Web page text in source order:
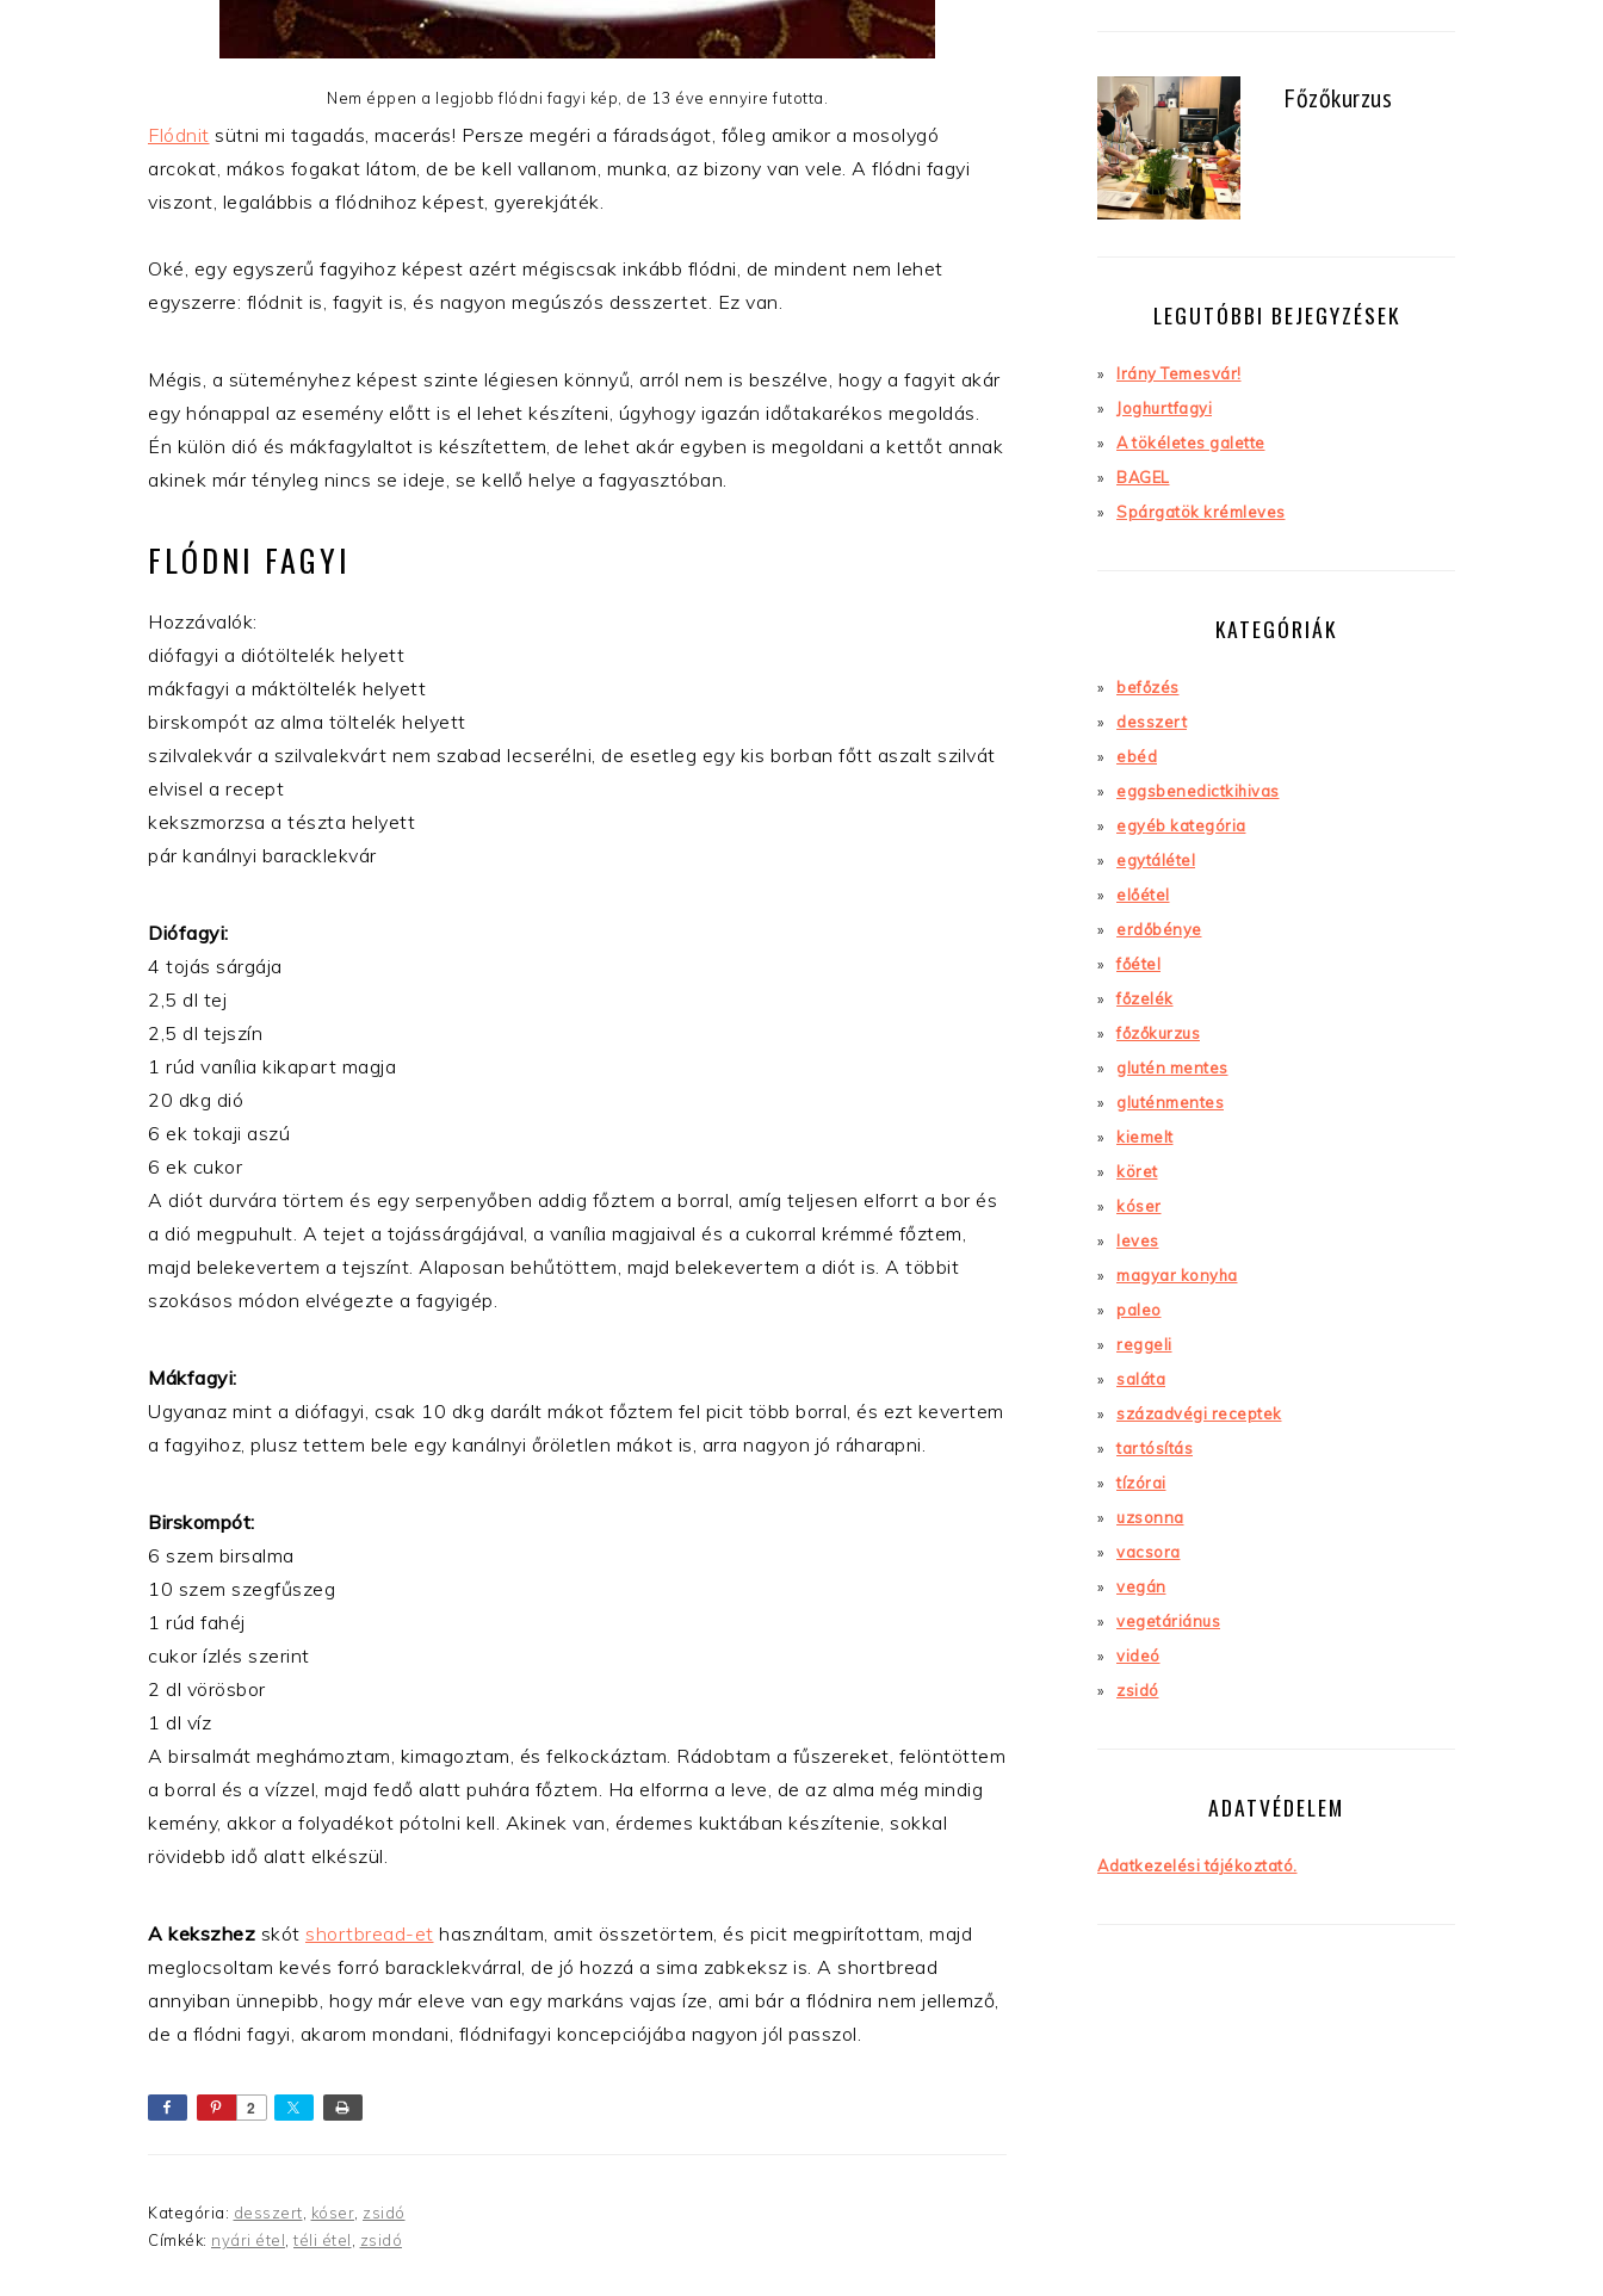
Nem éppen a legjobb flódni fagyi kép, de 13 éve ennyire futotta.
Flódnit sütni mi tagadás, macerás! Persze megéri a fáradságot, főleg amikor a mosolygó
arcokat, mákos fogakat látom, de be kell vallanom, munka, az bizony van vele. A flódni fagyi
viszont, legalábbis a flódnihoz képest, gyerekjáték.
Oké, egy egyszerű fagyihoz képest azért mégiscsak inkább flódni, de mindent nem lehet
egyszerre: flódnit is, fagyit is, és nagyon megúszós desszertet. Ez van.
Mégis, a süteményhez képest szinte légiesen könnyű, arról nem is beszélve, hogy a fagyit akár
egy hónappal az esemény előtt is el lehet készíteni, úgyhogy igazán időtakarékos megoldás.
Én külön dió és mákfagylaltot is készítettem, de lehet akár egyben is megoldani a kettőt annak
akinek már tényleg nincs se ideje, se kellő helye a fagyasztóban.
FLÓDNI FAGYI
Hozzávalók:
diófagyi a diótöltelék helyett
mákfagyi a máktöltelék helyett
birskompót az alma töltelék helyett
szilvalekvár a szilvalekvárt nem szabad lecserélni, de esetleg egy kis borban főtt aszalt szilvát
elvisel a recept
kekszmorzsa a tészta helyett
pár kanálnyi baracklekvár
Diófagyi:
4 tojás sárgája
2,5 dl tej
2,5 dl tejszín
1 rúd vanília kikapart magja
20 dkg dió
6 ek tokaji aszú
6 ek cukor
A diót durvára törtem és egy serpenyőben addig főztem a borral, amíg teljesen elforrt a bor és
a dió megpuhult. A tejet a tojássárgájával, a vanília magjaival és a cukorral krémmé főztem,
majd belekevertem a tejszínt. Alaposan behűtöttem, majd belekevertem a diót is. A többit
szokásos módon elvégezte a fagyigép.
Mákfagyi:
Ugyanaz mint a diófagyi, csak 10 dkg darált mákot főztem fel picit több borral, és ezt kevertem
a fagyihoz, plusz tettem bele egy kanálnyi őröletlen mákot is, arra nagyon jó ráharapni.
Birskompót:
6 szem birsalma
10 szem szegfűszeg
1 rúd fahéj
cukor ízlés szerint
2 dl vörösbor
1 dl víz
A birsalmát meghámoztam, kimagoztam, és felkockáztam. Rádobtam a fűszereket, felöntöttem
a borral és a vízzel, majd fedő alatt puhára főztem. Ha elforrna a leve, de az alma még mindig
kemény, akkor a folyadékot pótolni kell. Akinek van, érdemes kuktában készítenie, sokkal
rövidebb idő alatt elkészül.
A kekszhez skót shortbread-et használtam, amit összetörtem, és picit megpirítottam, majd
meglocsoltam kevés forró baracklekvárral, de jó hozzá a sima zabkeksz is. A shortbread
annyiban ünnepibb, hogy már eleve van egy markáns vajas íze, ami bár a flódnira nem jellemző,
de a flódni fagyi, akarom mondani, flódnifagyi koncepciójába nagyon jól passzol.
2
Kategória: desszert kóser zsidó
Címkék: nyári étel téli étel zsidó
Főzőkurzus
LEGUTÓBBI BEJEGYZÉSEK
Irány Temesvár!
Joghurtfagyi
A tökéletes galette
BAGEL
Spárgatök krémleves
KATEGÓRIÁK
befőzés
desszert
ebéd
eggsbenedictkihivas
egyéb kategória
egytálétel
előétel
erdőbénye
főétel
főzelék
főzőkurzus
glutén mentes
gluténmentes
kiemelt
köret
kóser
leves
magyar konyha
paleo
reggeli
saláta
századvégi receptek
tartósítás
tízórai
uzsonna
vacsora
vegán
vegetáriánus
videó
zsidó
ADATVÉDELEM
Adatkezelési tájékoztató.